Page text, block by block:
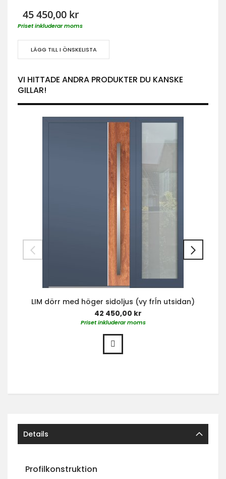
45 450,00 kr
Priset inkluderar moms
LÄGG TILL I ÖNSKELISTA
VI HITTADE ANDRA PRODUKTER DU KANSKE
GILLAR!
LIM dörr med höger sidoljus (vy frĺn utsidan)
42 450,00 kr
Priset inkluderar moms
Details